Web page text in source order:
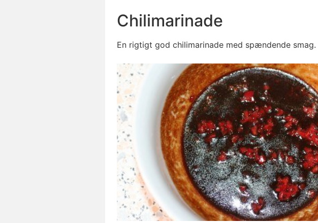
Chilimarinade
En rigtigt god chilimarinade med spændende smag.